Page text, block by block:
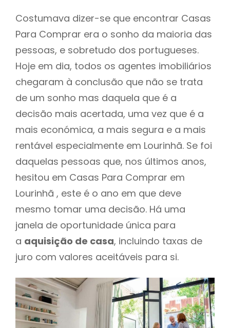
Costumava dizer-se que encontrar Casas
Para Comprar era o sonho da maioria das
pessoas, e sobretudo dos portugueses.
Hoje em dia, todos os agentes imobiliários
chegaram à conclusão que não se trata
de um sonho mas daquela que é a
decisão mais acertada, uma vez que é a
mais económica, a mais segura e a mais
rentável especialmente em Lourinhã. Se foi
daquelas pessoas que, nos últimos anos,
hesitou em Casas Para Comprar em
Lourinhã , este é o ano em que deve
mesmo tomar uma decisão. Há uma
janela de oportunidade única para
a aquisição de casa, incluindo taxas de
juro com valores aceitáveis para si.